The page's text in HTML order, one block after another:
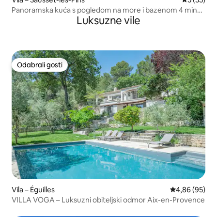
Panoramska kuća s pogledom na more i bazenom 4 min
Luksuzne vile
Odabrali gosti
Odabrali gosti
Vila – Éguilles Prosječna
4,86 (95)
VILLA VOGA – Luksuzni obiteljski odmor Aix-en-Provence